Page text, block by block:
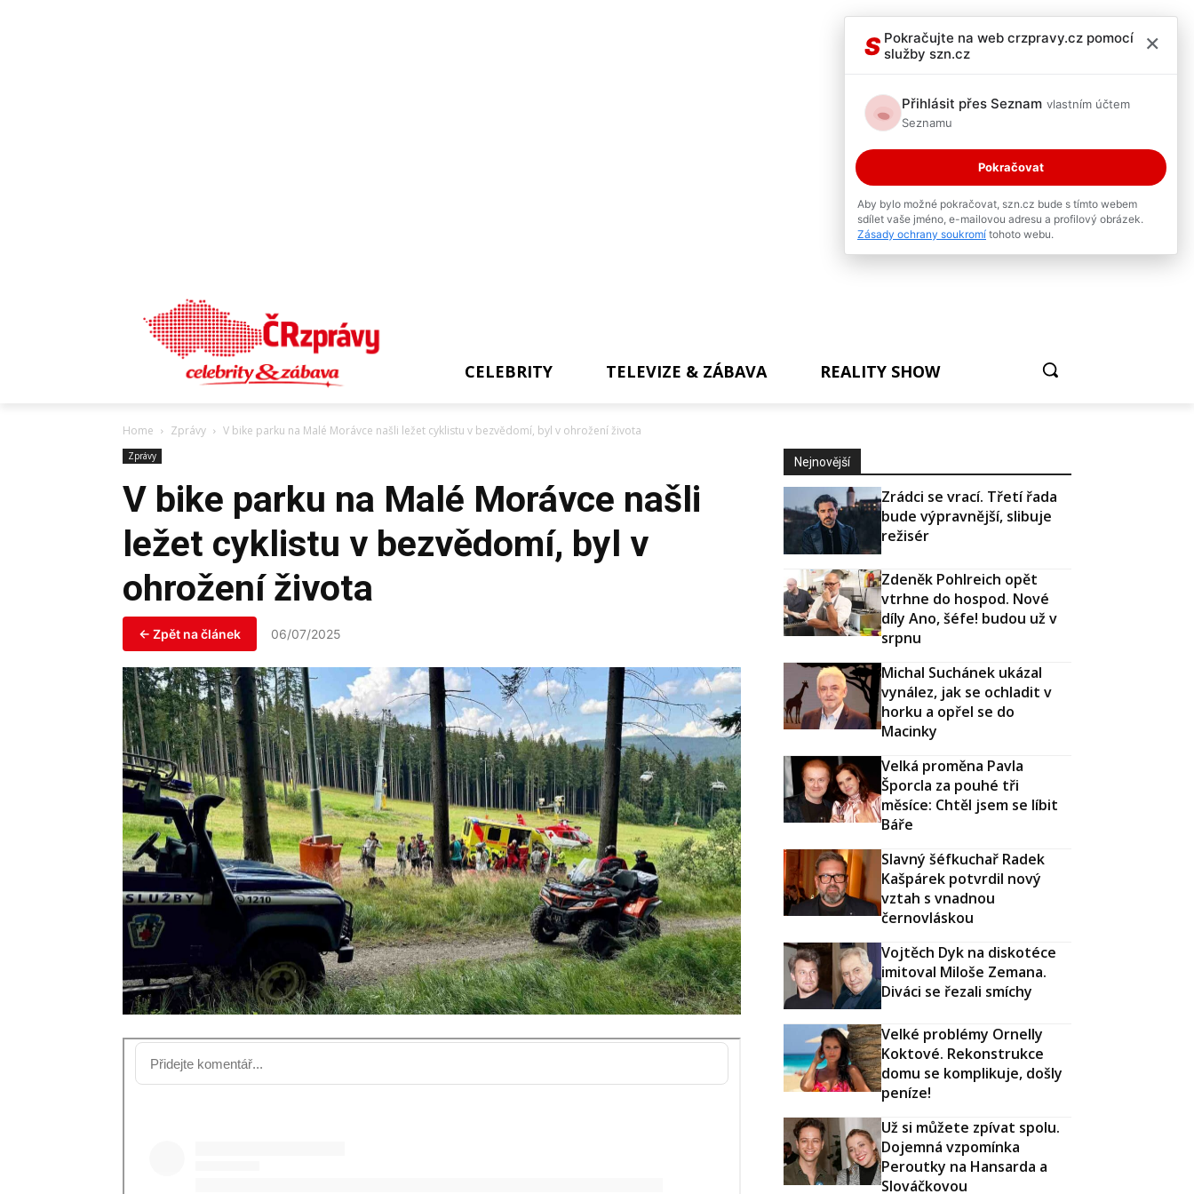
CELEBRITY TELEVIZE & ZÁBAVA REALITY SHOW
Home Zprávy V bike parku na Malé Morávce našli ležet cyklistu v bezvědomí, byl v ohrožení života
Zprávy
V bike parku na Malé Morávce našli
ležet cyklistu v bezvědomí, byl v
ohrožení života
← Zpět na článek 06/07/2025
Nejnovější
Zrádci se vrací. Třetí řada
bude výpravnější, slibuje
režisér
Zdeněk Pohlreich opět
vtrhne do hospod. Nové
díly Ano, šéfe! budou už v
srpnu
Michal Suchánek ukázal
vynález, jak se ochladit v
horku a opřel se do
Macinky
Velká proměna Pavla
Šporcla za pouhé tři
měsíce: Chtěl jsem se líbit
Báře
Slavný šéfkuchař Radek
Kašpárek potvrdil nový
vztah s vnadnou
černovláskou
Vojtěch Dyk na diskotéce
imitoval Miloše Zemana.
Diváci se řezali smíchy
Velké problémy Ornelly
Koktové. Rekonstrukce
domu se komplikuje, došly
peníze!
Už si můžete zpívat spolu.
Dojemná vzpomínka
Peroutky na Hansarda a
Slováčkovou
S Pokračujte na web crzpravy.cz pomocí
služby szn.cz
×
Přihlásit přes Seznam vlastním účtem
Seznamu
Pokračovat
Aby bylo možné pokračovat, szn.cz bude s tímto webem
sdílet vaše jméno, e-mailovou adresu a profilový obrázek.
Zásady ochrany soukromí tohoto webu.